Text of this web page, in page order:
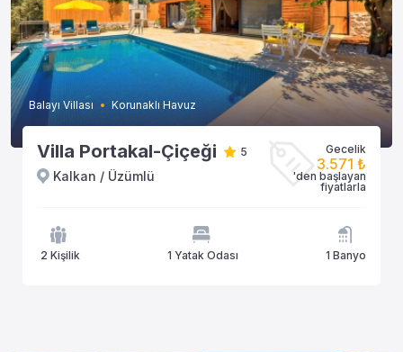
Balayı Villası Korunaklı Havuz
Villa Portakal-Çiçeği 5
Kalkan / Üzümlü
Gecelik
3.571 ₺
'den başlayan
fiyatlarla
2 Kişilik 1 Yatak Odası 1 Banyo